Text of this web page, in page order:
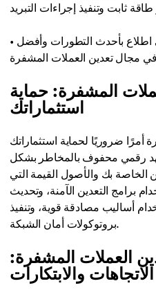
• اطلاع بأحدث التطورات وأفضل
المشفرة: حماية
استثماراتك
أمرًا ضروريًا لحماية استثماراتك
رقمي محفوف بالمخاطر بشكل
الخاصة بك والأصول القيمة التي
برامج التعدين الآمنة، وتحديث
أساليب مصادقة قوية، وتنفيذ
بروتوكولات أمان الشبكة.
العملات المشفرة:
الاتجاهات والابتكارات